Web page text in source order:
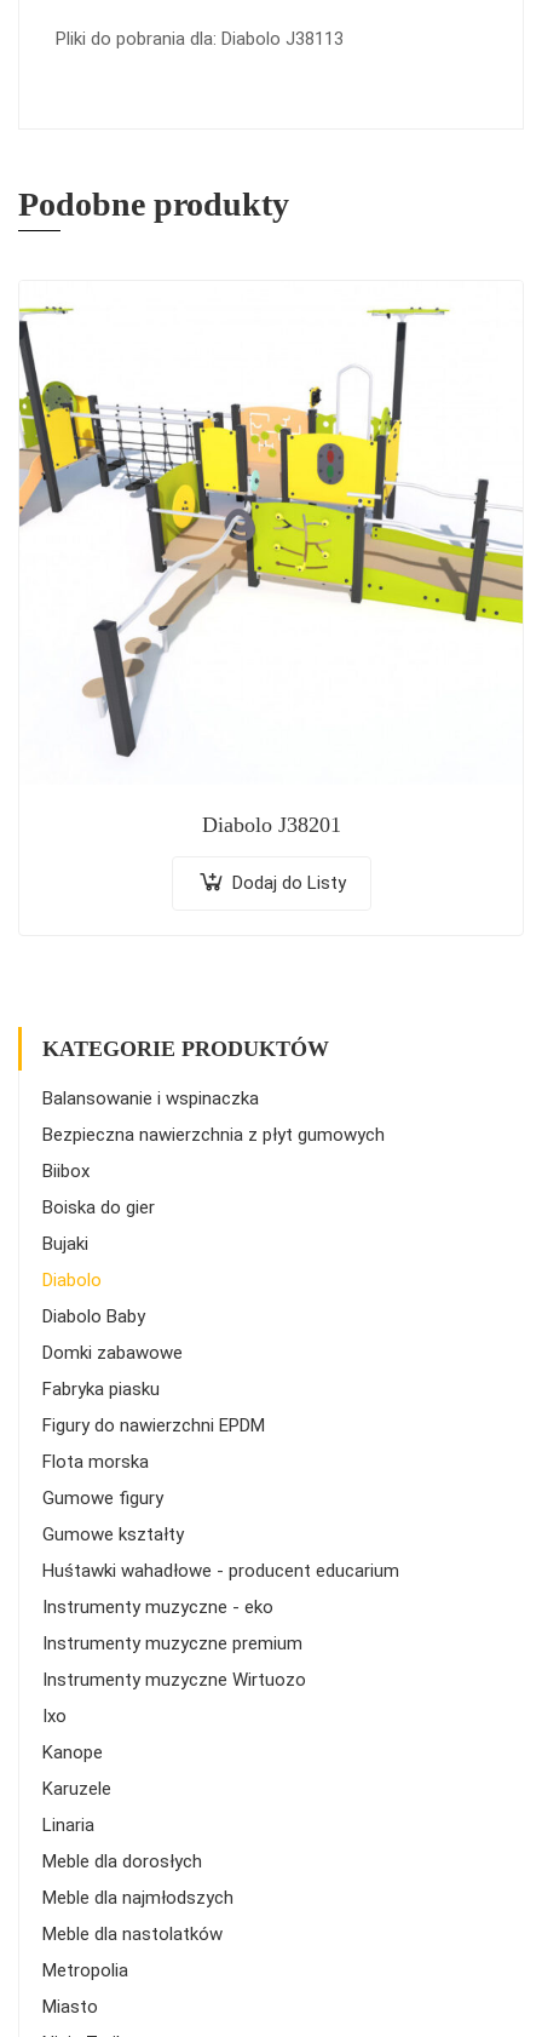
Pliki do pobrania dla: Diabolo J38113
Podobne produkty
Diabolo J38201
Dodaj do Listy
KATEGORIE PRODUKTÓW
Balansowanie i wspinaczka
Bezpieczna nawierzchnia z płyt gumowych
Biibox
Boiska do gier
Bujaki
Diabolo
Diabolo Baby
Domki zabawowe
Fabryka piasku
Figury do nawierzchni EPDM
Flota morska
Gumowe figury
Gumowe kształty
Huśtawki wahadłowe - producent educarium
Instrumenty muzyczne - eko
Instrumenty muzyczne premium
Instrumenty muzyczne Wirtuozo
Ixo
Kanope
Karuzele
Linaria
Meble dla dorosłych
Meble dla najmłodszych
Meble dla nastolatków
Metropolia
Miasto